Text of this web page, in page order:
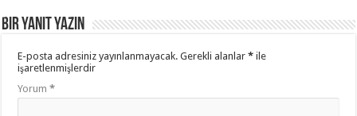
Bir yanıt yazın
E-posta adresiniz yayınlanmayacak. Gerekli alanlar* ile
işaretlenmişlerdir
Yorum*